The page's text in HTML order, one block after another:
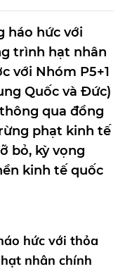
háo hức với
trình hạt nhân
với Nhóm P5+1
Quốc và Đức)
qua đồng
phạt kinh tế
bỏ, kỳ vọng
kinh tế quốc
hức với thỏa
nhân chính